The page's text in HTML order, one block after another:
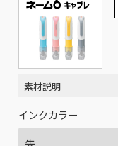
素材説明
インクカラー